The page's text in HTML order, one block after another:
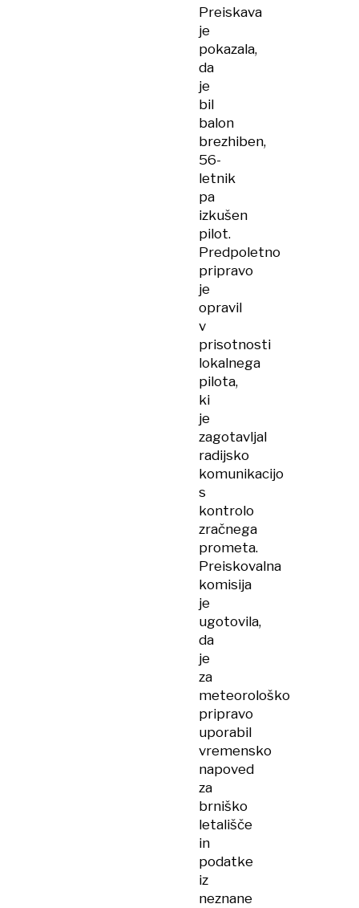
Preiskava
je
pokazala,
da
je
bil
balon
brezhiben,
56-
letnik
pa
izkušen
pilot.
Predpoletno
pripravo
je
opravil
v
prisotnosti
lokalnega
pilota,
ki
je
zagotavljal
radijsko
komunikacijo
s
kontrolo
zračnega
prometa.
Preiskovalna
komisija
je
ugotovila,
da
je
za
meteorološko
pripravo
uporabil
vremensko
napoved
za
brniško
letališče
in
podatke
iz
neznane